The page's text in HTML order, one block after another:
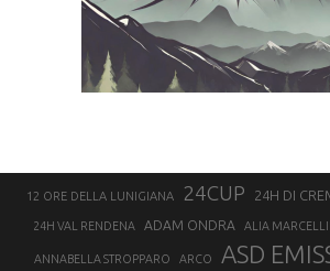
12 ORE DELLA LUNIGIANA 24CUP 24H DI
24H VAL RENDENA ADAM ONDRA ALIA
ANNABELLA STROPPARO ARCO ASD